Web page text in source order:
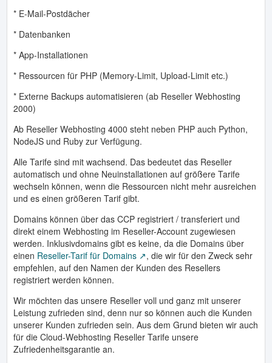
* E-Mail-Postdächer
* Datenbanken
* App-Installationen
* Ressourcen für PHP (Memory-Limit, Upload-Limit etc.)
* Externe Backups automatisieren (ab Reseller Webhosting
2000)
Ab Reseller Webhosting 4000 steht neben PHP auch Python,
NodeJS und Ruby zur Verfügung.
Alle Tarife sind mit wachsend. Das bedeutet das Reseller
automatisch und ohne Neuinstallationen auf größere Tarife
wechseln können, wenn die Ressourcen nicht mehr ausreichen
und es einen größeren Tarif gibt.
Domains können über das CCP registriert / transferiert und
direkt einem Webhosting im Reseller-Account zugewiesen
werden. Inklusivdomains gibt es keine, da die Domains über
einen Reseller-Tarif für Domains
, die wir für den Zweck sehr
empfehlen, auf den Namen der Kunden des Resellers
registriert werden können.
Wir möchten das unsere Reseller voll und ganz mit unserer
Leistung zufrieden sind, denn nur so können auch die Kunden
unserer Kunden zufrieden sein. Aus dem Grund bieten wir auch
für die Cloud-Webhosting Reseller Tarife unsere
Zufriedenheitsgarantie an.